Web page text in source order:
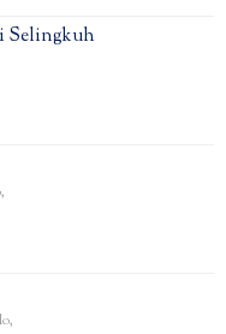
Selingkuh
,
,